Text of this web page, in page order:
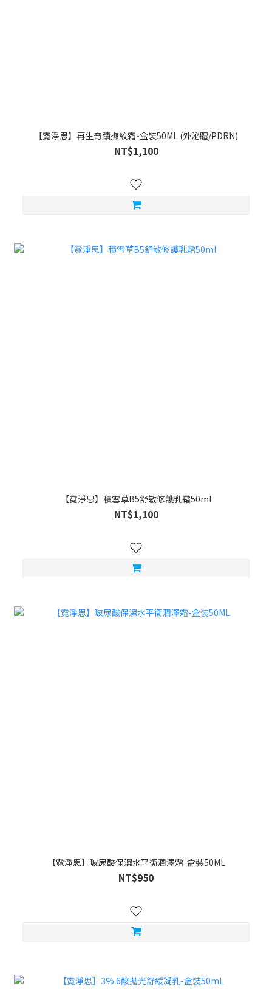
【霓淨思】再生奇蹟撫紋霜-盒裝50ML (外泌體/PDRN)
NT$1,100
【霓淨思】積雪草B5舒敏修護乳霜50ml
NT$1,100
【霓淨思】玻尿酸保濕水平衡潤澤霜-盒裝50ML
NT$950